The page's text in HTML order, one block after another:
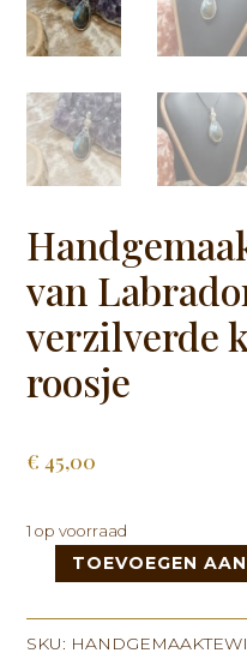
van
verzilverde
roosje
€ 45,00
1 op voorraad
Handgemaakte
TOEVOEGEN
SKU: